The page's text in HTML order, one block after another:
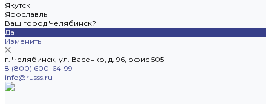
Якутск
Ярославль
Ваш город Челябинск?
Да
Изменить
г. Челябинск, ул. Васенко, д. 96, офис 505
8 (800) 600-64-99
info@russs.ru